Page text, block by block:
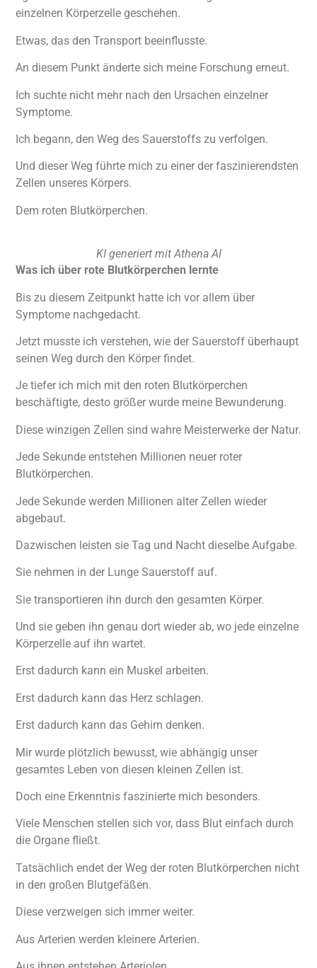
einzelnen Körperzelle geschehen.
Etwas, das den Transport beeinflusste.
An diesem Punkt änderte sich meine Forschung erneut.
Ich suchte nicht mehr nach den Ursachen einzelner
Symptome.
Ich begann, den Weg des Sauerstoffs zu verfolgen.
Und dieser Weg führte mich zu einer der faszinierendsten
Zellen unseres Körpers.
Dem roten Blutkörperchen.
KI generiert mit Athena AI
Was ich über rote Blutkörperchen lernte
Bis zu diesem Zeitpunkt hatte ich vor allem über
Symptome nachgedacht.
Jetzt musste ich verstehen, wie der Sauerstoff überhaupt
seinen Weg durch den Körper findet.
Je tiefer ich mich mit den roten Blutkörperchen
beschäftigte, desto größer wurde meine Bewunderung.
Diese winzigen Zellen sind wahre Meisterwerke der Natur.
Jede Sekunde entstehen Millionen neuer roter
Blutkörperchen.
Jede Sekunde werden Millionen alter Zellen wieder
abgebaut.
Dazwischen leisten sie Tag und Nacht dieselbe Aufgabe.
Sie nehmen in der Lunge Sauerstoff auf.
Sie transportieren ihn durch den gesamten Körper.
Und sie geben ihn genau dort wieder ab, wo jede einzelne
Körperzelle auf ihn wartet.
Erst dadurch kann ein Muskel arbeiten.
Erst dadurch kann das Herz schlagen.
Erst dadurch kann das Gehirn denken.
Mir wurde plötzlich bewusst, wie abhängig unser
gesamtes Leben von diesen kleinen Zellen ist.
Doch eine Erkenntnis faszinierte mich besonders.
Viele Menschen stellen sich vor, dass Blut einfach durch
die Organe fließt.
Tatsächlich endet der Weg der roten Blutkörperchen nicht
in den großen Blutgefäßen.
Diese verzweigen sich immer weiter.
Aus Arterien werden kleinere Arterien.